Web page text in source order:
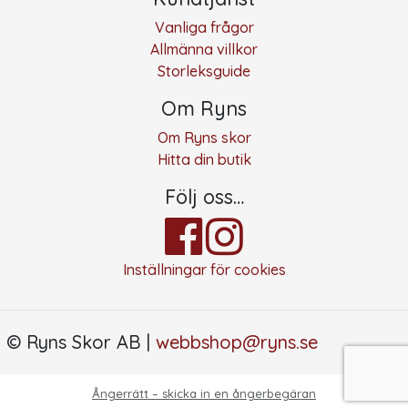
Vanliga frågor
Allmänna villkor
Storleksguide
Om Ryns
Om Ryns skor
Hitta din butik
Följ oss…
Inställningar för cookies
© Ryns Skor AB |webbshop@ryns.se
Ångerrätt – skicka in en ångerbegäran